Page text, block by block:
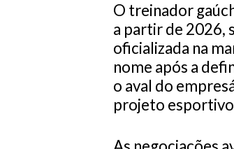
O treinador
a partir de 2026,
oficializada na
nome após a
o aval do
projeto